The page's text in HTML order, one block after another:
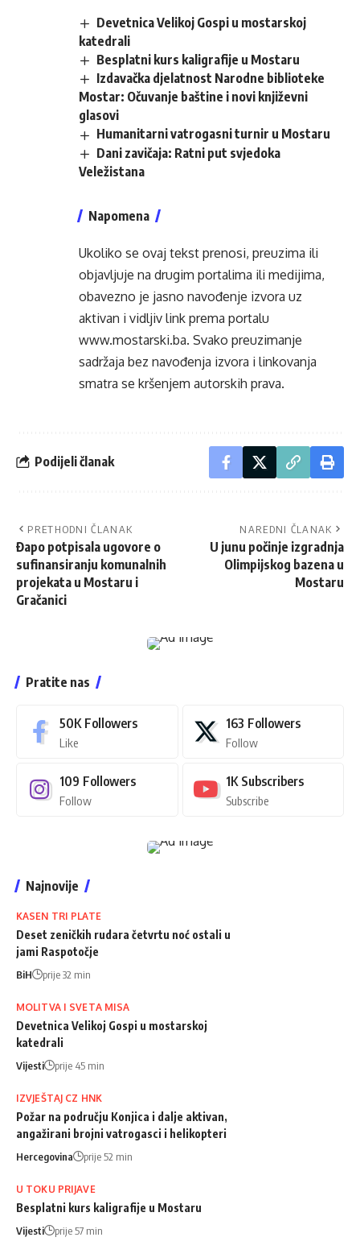
Devetnica Velikoj Gospi u mostarskoj
katedrali
Besplatni kurs kaligrafije u Mostaru
Izdavačka djelatnost Narodne biblioteke
Mostar: Očuvanje baštine i novi književni
glasovi
Humanitarni vatrogasni turnir u Mostaru
Dani zavičaja: Ratni put svjedoka
Veležistana
Napomena
Ukoliko se ovaj tekst prenosi, preuzima ili
objavljuje na drugim portalima ili medijima,
obavezno je jasno navođenje izvora uz
aktivan i vidljiv link prema portalu
www.mostarski.ba. Svako preuzimanje
sadržaja bez navođenja izvora i linkovanja
smatra se kršenjem autorskih prava.
Podijeli članak
PRETHODNI ČLANAK
Đapo potpisala ugovore o
sufinansiranju komunalnih
projekata u Mostaru i
Gračanici
NAREDNI ČLANAK
U junu počinje izgradnja
Olimpijskog bazena u
Mostaru
Pratite nas
50K Followers
Like
163 Followers
Follow
109 Followers
Follow
1K Subscribers
Subscribe
Najnovije
KASEN TRI PLATE
Deset zeničkih rudara četvrtu noć ostali u
jami Raspotočje
BiH prije 32 min
MOLITVA I SVETA MISA
Devetnica Velikoj Gospi u mostarskoj
katedrali
Vijesti prije 45 min
IZVJEŠTAJ CZ HNK
Požar na području Konjica i dalje aktivan,
angažirani brojni vatrogasci i helikopteri
Hercegovina prije 52 min
U TOKU PRIJAVE
Besplatni kurs kaligrafije u Mostaru
Vijesti prije 57 min